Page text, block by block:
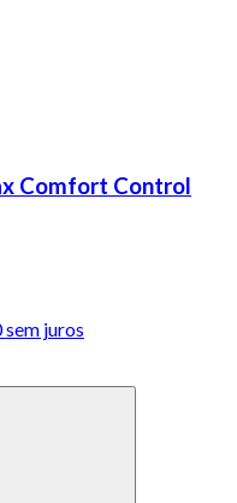
Comfort Control
sem juros